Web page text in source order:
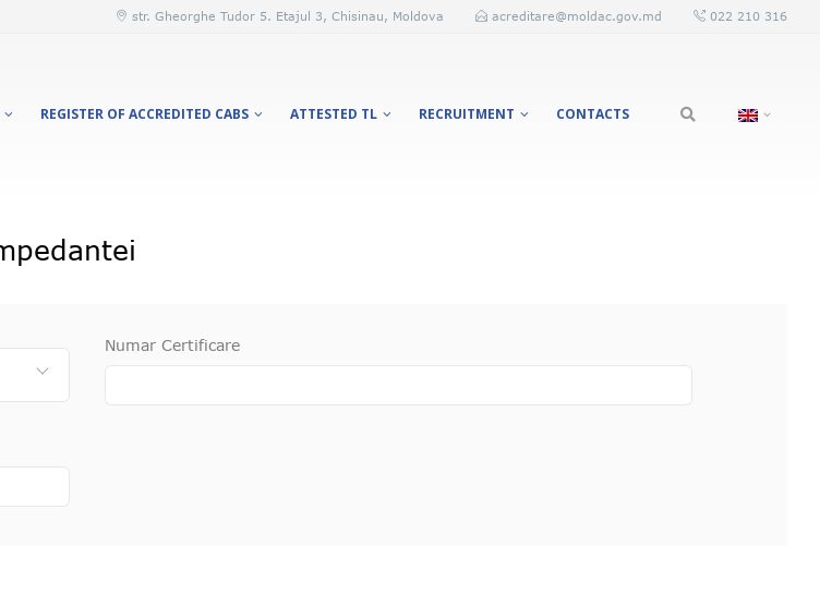
str. Gheorghe Tudor 5. Etajul 3, Chisinau, Moldova acreditare@moldac.gov.md 022 210 316
REGISTER OF ACCREDITED CABS ATTESTED TL RECRUITMENT CONTACTS
Numar Certificare